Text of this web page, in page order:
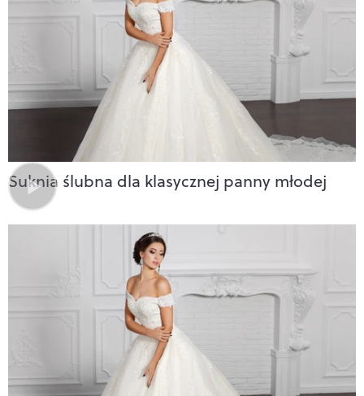
Suknia ślubna dla klasycznej panny młodej